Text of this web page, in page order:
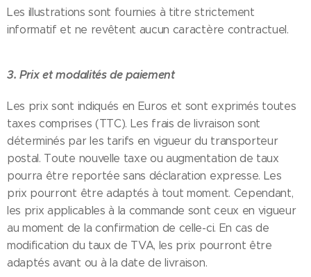
Les illustrations sont fournies à titre strictement
informatif et ne revêtent aucun caractère contractuel.
3. Prix et modalités de paiement
Les prix sont indiqués en Euros et sont exprimés toutes
taxes comprises (TTC). Les frais de livraison sont
déterminés par les tarifs en vigueur du transporteur
postal. Toute nouvelle taxe ou augmentation de taux
pourra être reportée sans déclaration expresse. Les
prix pourront être adaptés à tout moment. Cependant,
les prix applicables à la commande sont ceux en vigueur
au moment de la confirmation de celle-ci. En cas de
modification du taux de TVA, les prix pourront être
adaptés avant ou à la date de livraison.